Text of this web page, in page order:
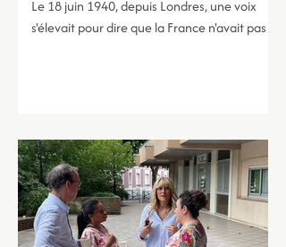
Le 18 juin 1940, depuis Londres, une voix
s'élevait pour dire que la France n'avait pas